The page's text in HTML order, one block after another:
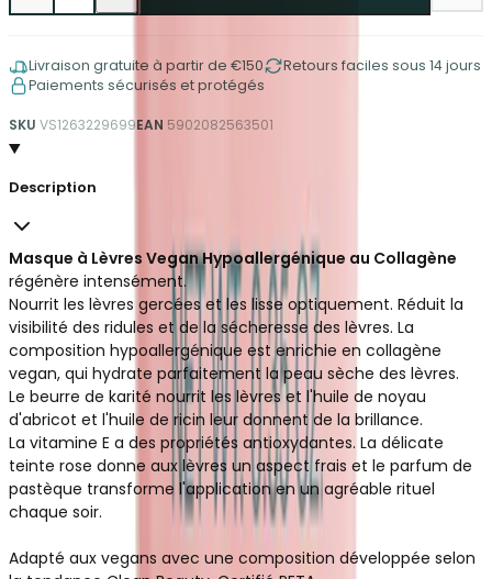
Livraison gratuite à partir de €150
Retours faciles sous 14 jours
Paiements sécurisés et protégés
SKU VS1263229699EAN 5902082563501
Description
Masque à Lèvres Vegan Hypoallergénique au Collagène
régénère intensément.
Nourrit les lèvres gercées et les lisse optiquement. Réduit la
visibilité des ridules et de la sécheresse des lèvres. La
composition hypoallergénique est enrichie en collagène
vegan, qui hydrate parfaitement la peau sèche des lèvres.
Le beurre de karité nourrit les lèvres et l'huile de noyau
d'abricot et l'huile de ricin leur donnent de la brillance.
La vitamine E a des propriétés antioxydantes. La délicate
teinte rose donne aux lèvres un aspect frais et le parfum de
pastèque transforme l'application en un agréable rituel
chaque soir.
Adapté aux vegans avec une composition développée selon